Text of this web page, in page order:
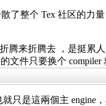
散了整个 Tex 社区的
腾来折腾去 ，是挺累
件只要换个 compiler
只是這兩個主